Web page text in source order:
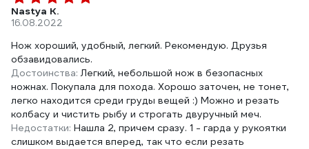
Nastya K.
16.08.2022
Нож хороший, удобный, легкий. Рекомендую. Друзья
обзавидовались.
Достоинства:Легкий, небольшой нож в безопасных
ножнах. Покупала для похода. Хорошо заточен, не тонет,
легко находится среди груды вещей :) Можно и резать
колбасу и чистить рыбу и строгать двуручный меч.
Недостатки: Нашла 2, причем сразу. 1 - гарда у рукоятки
слишком выдается вперед, так что если резать